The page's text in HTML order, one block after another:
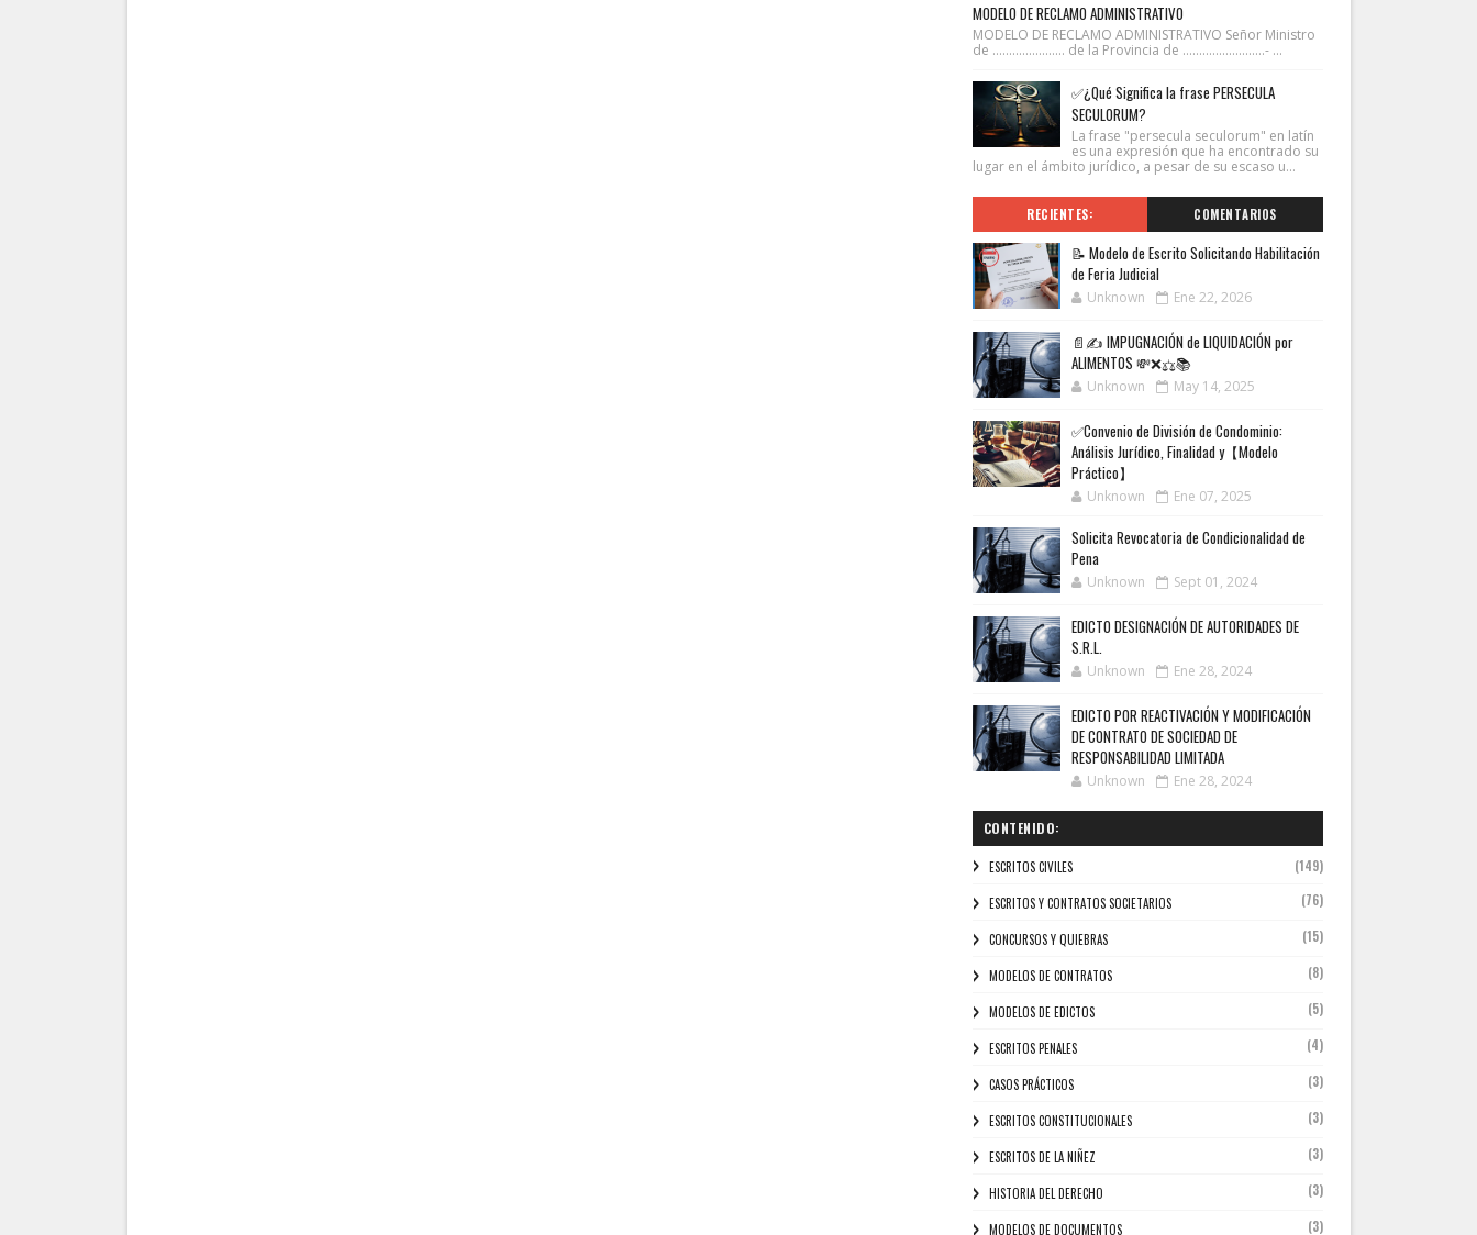
MODELO DE RECLAMO ADMINISTRATIVO
MODELO DE RECLAMO ADMINISTRATIVO Señor Ministro
de ...................... de la Provincia de .........................- ...
✅¿Qué Significa la frase PERSECULA
SECULORUM?
La frase "persecula seculorum" en latín
es una expresión que ha encontrado su
lugar en el ámbito jurídico, a pesar de su escaso u...
RECIENTES: COMENTARIOS
📝 Modelo de Escrito Solicitando Habilitación
de Feria Judicial
Unknown Ene 22, 2026
📄✍️ IMPUGNACIÓN de LIQUIDACIÓN por
ALIMENTOS 💸❌⚖️📚
Unknown May 14, 2025
✅Convenio de División de Condominio:
Análisis Jurídico, Finalidad y【Modelo
Práctico】
Unknown Ene 07, 2025
Solicita Revocatoria de Condicionalidad de
Pena
Unknown Sept 01, 2024
EDICTO DESIGNACIÓN DE AUTORIDADES DE
S.R.L.
Unknown Ene 28, 2024
EDICTO POR REACTIVACIÓN Y MODIFICACIÓN
DE CONTRATO DE SOCIEDAD DE
RESPONSABILIDAD LIMITADA
Unknown Ene 28, 2024
CONTENIDO:
ESCRITOS CIVILES (149)
ESCRITOS Y CONTRATOS SOCIETARIOS (76)
CONCURSOS Y QUIEBRAS (15)
MODELOS DE CONTRATOS (8)
MODELOS DE EDICTOS (5)
ESCRITOS PENALES (4)
CASOS PRÁCTICOS (3)
ESCRITOS CONSTITUCIONALES (3)
ESCRITOS DE LA NIÑEZ (3)
HISTORIA DEL DERECHO (3)
MODELOS DE DOCUMENTOS (3)